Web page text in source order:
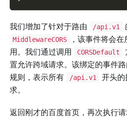
我们增加了针对于路由 /api.v1
MiddlewareCORS
，该事件将会
用。我们通过调用
CORSDefault
置允许跨域请求。该绑定的事件
规则，表示所有
/api.v1
开头
求。
返回刚才的百度首页，再次执行